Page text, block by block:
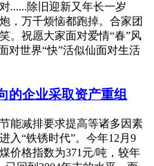
......除旧迎新又年长一岁
，万千烦恼都跑掉。合家团
。祝愿大家面对爱情“春”风
对世界“快”活似仙面对生活
的企业采取资产重组
能减排要求提高等诸多因素
入“铁锈时代”。今年12月9
价格指数为371元/吨，较年